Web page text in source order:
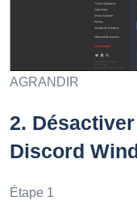
AGRANDIR
2.
Discord
Étape 1